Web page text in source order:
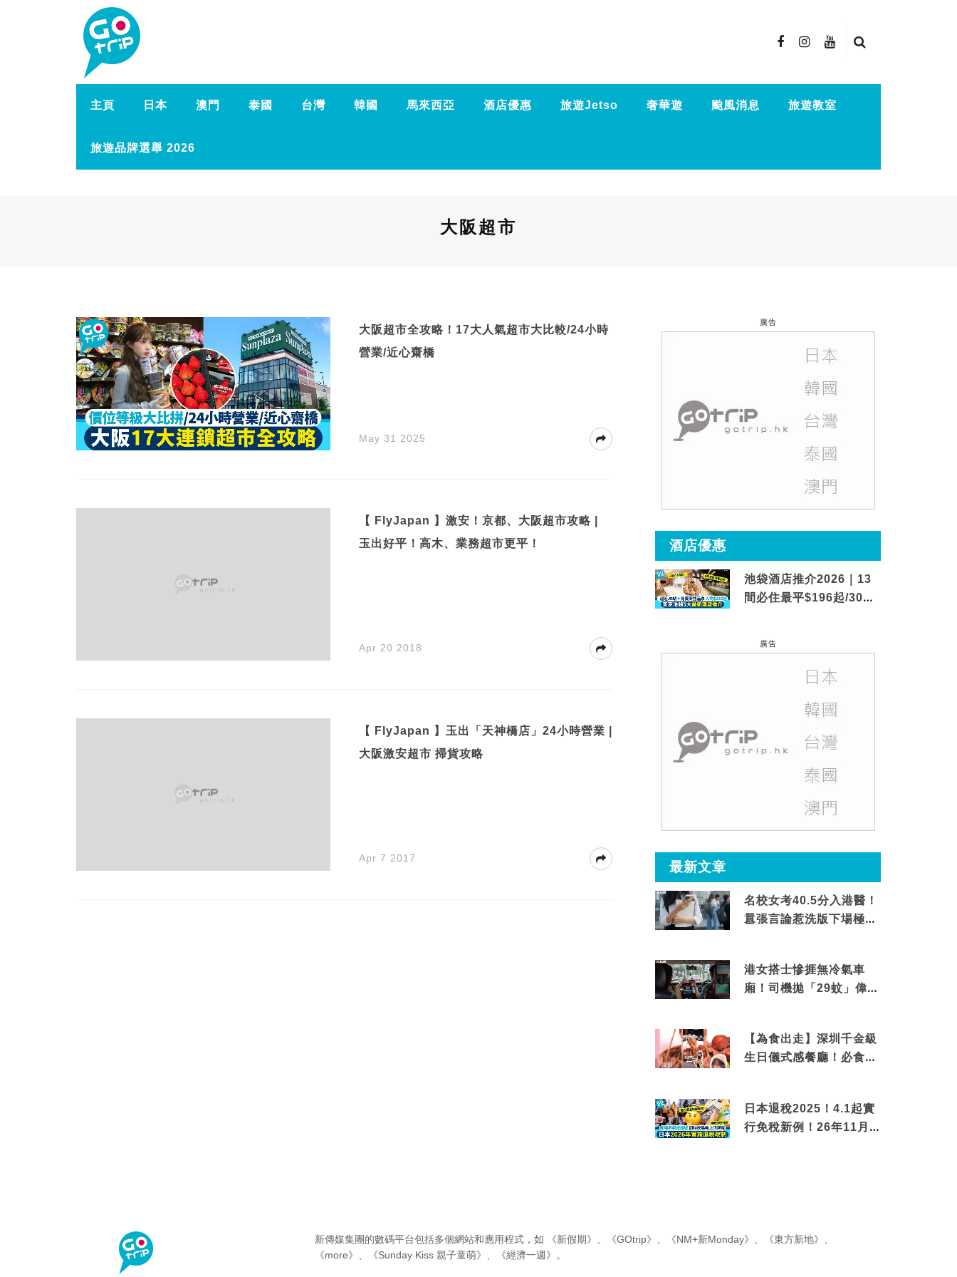
主頁 日本 澳門 泰國 台灣 韓國 馬來西亞 酒店優惠 旅遊Jetso 奢華遊 颱風消息 旅遊教室
旅遊品牌選舉 2026
大阪超市
大阪超市全攻略！17大人氣超市大比較/24小時
營業/近心齋橋
May 31 2025
【 FlyJapan 】激安！京都、大阪超市攻略 |
玉出好平！高木、業務超市更平！
Apr 20 2018
【 FlyJapan 】玉出「天神橋店」24小時營業 |
大阪激安超市 掃貨攻略
Apr 7 2017
廣告
酒店優惠
池袋酒店推介2026｜13
間必住最平$196起/30秒
廣告
最新文章
名校女考40.5分入港醫！
囂張言論惹洗版下場極震
港女搭士慘捱無冷氣車
廂！司機拋「29蚊」偉論
【為食出走】深圳千金級
生日儀式感餐廳！必食失
日本退稅2025！4.1起實
行免稅新例！26年11月
新傳媒集團的數碼平台包括多個網站和應用程式，如 《新假期》 《GOtrip》 《NM+新Monday》 《東方新地》
《more》
《Sunday Kiss 親子童萌》 《經濟一週》 。